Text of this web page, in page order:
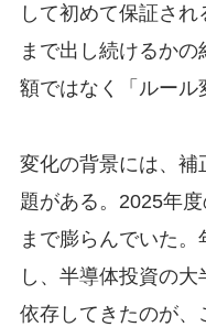
して初めて保証さ
まで出し続けるか
額ではなく「ルール
変化の背景には、補
題がある。2025年
まで膨らんでいた
し、半導体投資の
依存してきたのが、